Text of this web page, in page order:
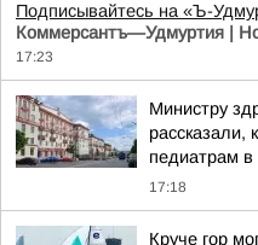
Подписывайтесь на «Ъ-
Коммерсантъ—Удмуртия |
17:23
Министру
рассказали,
педиатрам
17:18
Круче гор